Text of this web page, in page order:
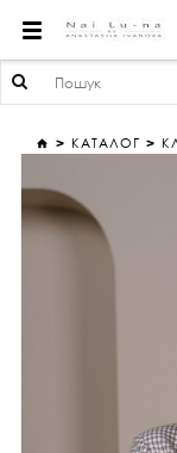
КАТАЛОГ
КЛАСИЧНИЙ ЖАКЕТ В ДІЛОВОМУ СТИЛІ